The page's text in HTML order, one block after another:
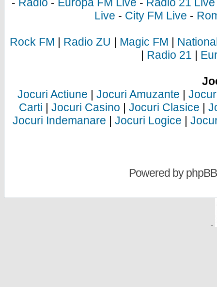
Live - City FM Live -
Rock FM | Radio ZU | Magic FM |
| Radio 21 |
Jocuri Actiune | Jocuri Amuzante |
Carti | Jocuri Casino | Jocuri Clasice |
Jocuri Indemanare | Jocuri Logice |
Powered byphpBB
-